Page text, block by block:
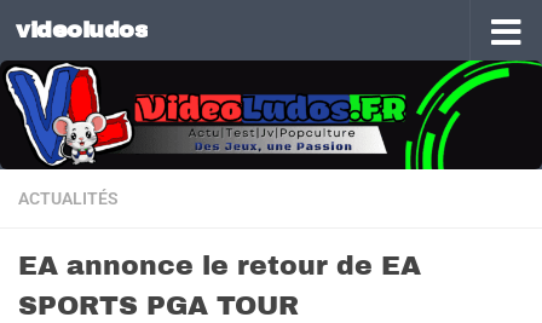
Skip to content
videoludos
ACTUALITÉS
EA annonce le retour de EA
SPORTS PGA TOUR